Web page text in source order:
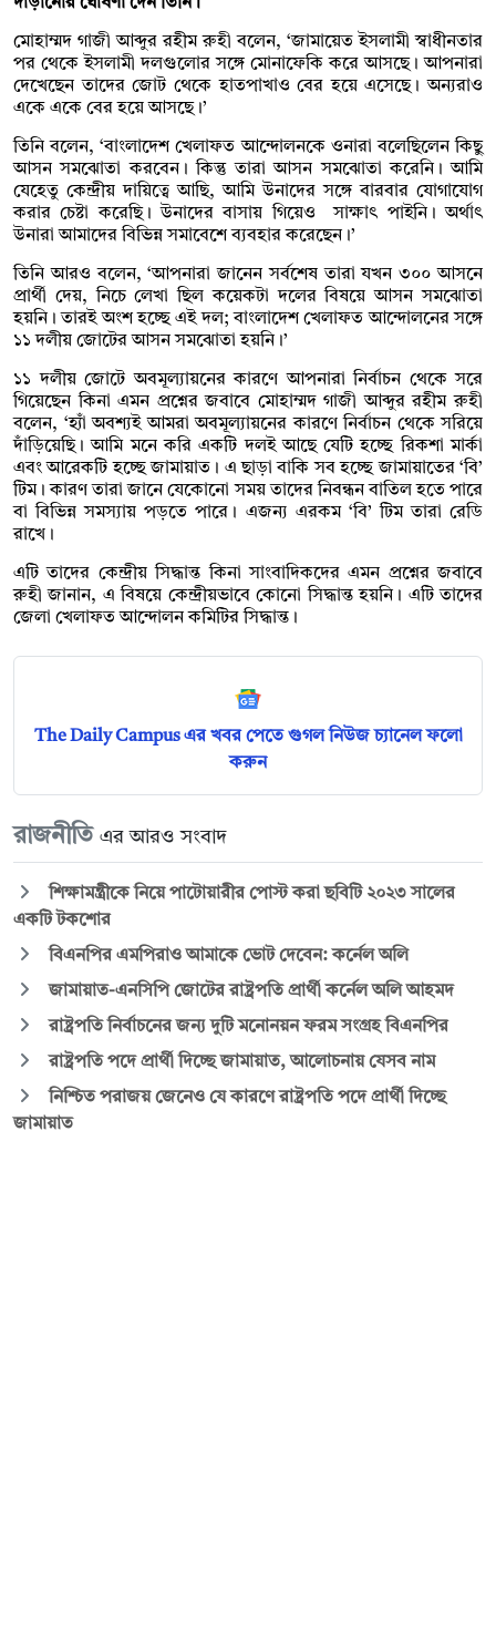
মোহাম্মদ গাজী আব্দুর রহীম রুহী বলেন, ‘জামায়েত ইসলামী স্বাধীনতার
পর থেকে ইসলামী দলগুলোর সঙ্গে মোনাফেকি করে আসছে। আপনারা
দেখেছেন তাদের জোট থেকে হাতপাখাও বের হয়ে এসেছে। অন্যরাও
একে একে বের হয়ে আসছে।’
তিনি বলেন, ‘বাংলাদেশ খেলাফত আন্দোলনকে ওনারা বলেছিলেন কিছু
আসন সমঝোতা করবেন। কিন্তু তারা আসন সমঝোতা করেনি। আমি
যেহেতু কেন্দ্রীয় দায়িত্বে আছি, আমি উনাদের সঙ্গে বারবার যোগাযোগ
করার চেষ্টা করেছি। উনাদের বাসায় গিয়েও সাক্ষাৎ পাইনি। অর্থাৎ
উনারা আমাদের বিভিন্ন সমাবেশে ব্যবহার করেছেন।’
তিনি আরও বলেন, ‘আপনারা জানেন সর্বশেষ তারা যখন ৩০০ আসনে
প্রার্থী দেয়, নিচে লেখা ছিল কয়েকটা দলের বিষয়ে আসন সমঝোতা
হয়নি। তারই অংশ হচ্ছে এই দল; বাংলাদেশ খেলাফত আন্দোলনের সঙ্গে
১১ দলীয় জোটের আসন সমঝোতা হয়নি।’
১১ দলীয় জোটে অবমূল্যায়নের কারণে আপনারা নির্বাচন থেকে সরে
গিয়েছেন কিনা এমন প্রশ্নের জবাবে মোহাম্মদ গাজী আব্দুর রহীম রুহী
বলেন, ‘হ্যাঁ অবশ্যই আমরা অবমূল্যায়নের কারণে নির্বাচন থেকে সরিয়ে
দাঁড়িয়েছি। আমি মনে করি একটি দলই আছে যেটি হচ্ছে রিকশা মার্কা
এবং আরেকটি হচ্ছে জামায়াত। এ ছাড়া বাকি সব হচ্ছে জামায়াতের ‘বি’
টিম। কারণ তারা জানে যেকোনো সময় তাদের নিবন্ধন বাতিল হতে পারে
বা বিভিন্ন সমস্যায় পড়তে পারে। এজন্য এরকম ‘বি’ টিম তারা রেডি
রাখে।
এটি তাদের কেন্দ্রীয় সিদ্ধান্ত কিনা সাংবাদিকদের এমন প্রশ্নের জবাবে
রুহী জানান, এ বিষয়ে কেন্দ্রীয়ভাবে কোনো সিদ্ধান্ত হয়নি। এটি তাদের
জেলা খেলাফত আন্দোলন কমিটির সিদ্ধান্ত।
The Daily Campus এর খবর পেতে গুগল নিউজ চ্যানেল ফলো
করুন
রাজনীতি এর আরও সংবাদ
শিক্ষামন্ত্রীকে নিয়ে পাটোয়ারীর পোস্ট করা ছবিটি ২০২৩ সালের
একটি টকশোর
বিএনপির এমপিরাও আমাকে ভোট দেবেন: কর্নেল অলি
জামায়াত-এনসিপি জোটের রাষ্ট্রপতি প্রার্থী কর্নেল অলি আহমদ
রাষ্ট্রপতি নির্বাচনের জন্য দুটি মনোনয়ন ফরম সংগ্রহ বিএনপির
রাষ্ট্রপতি পদে প্রার্থী দিচ্ছে জামায়াত, আলোচনায় যেসব নাম
নিশ্চিত পরাজয় জেনেও যে কারণে রাষ্ট্রপতি পদে প্রার্থী দিচ্ছে
জামায়াত